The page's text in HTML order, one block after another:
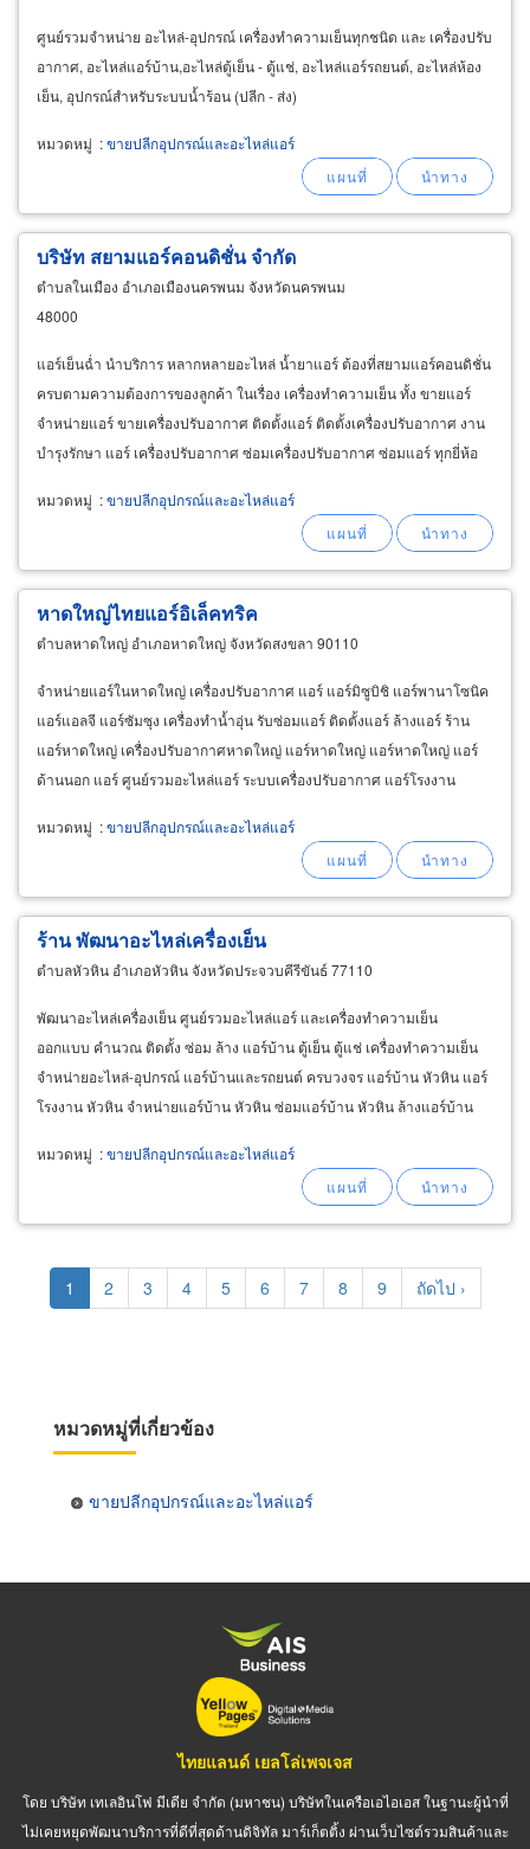
ศูนย์รวมจำหน่าย อะไหล่-อุปกรณ์ เครื่องทำความเย็นทุกชนิด และ เครื่องปรับ
อากาศ, อะไหล่แอร์บ้าน,อะไหล่ตู้เย็น - ตู้แช่, อะไหล่แอร์รถยนต์, อะไหล่ห้อง
เย็น, อุปกรณ์สำหรับระบบน้ำร้อน (ปลีก - ส่ง)
หมวดหมู่ :ขายปลีกอุปกรณ์และอะไหล่แอร์
บริษัท สยามแอร์คอนดิชั่น จำกัด
ตำบลในเมือง อำเภอเมืองนครพนม จังหวัดนครพนม
48000
แอร์เย็นฉ่ำ นำบริการ หลากหลายอะไหล่ น้ำยาแอร์ ต้องที่สยามแอร์คอนดิชั่น
ครบตามความต้องการของลูกค้า ในเรื่อง เครื่องทำความเย็น ทั้ง ขายแอร์
จำหน่ายแอร์ ขายเครื่องปรับอากาศ ติดตั้งแอร์ ติดตั้งเครื่องปรับอากาศ งาน
บำรุงรักษา แอร์ เครื่องปรับอากาศ ซ่อมเครื่องปรับอากาศ ซ่อมแอร์ ทุกยี่ห้อ
หมวดหมู่ :ขายปลีกอุปกรณ์และอะไหล่แอร์
หาดใหญ่ไทยแอร์อิเล็คทริค
ตำบลหาดใหญ่ อำเภอหาดใหญ่ จังหวัดสงขลา 90110
จำหน่ายแอร์ในหาดใหญ่ เครื่องปรับอากาศ แอร์ แอร์มิซูบิชิ แอร์พานาโซนิค
แอร์แอลจี แอร์ซัมซุง เครื่องทำน้ำอุ่น รับซ่อมแอร์ ติดตั้งแอร์ ล้างแอร์ ร้าน
แอร์หาดใหญ่ เครื่องปรับอากาศหาดใหญ่ แอร์หาดใหญ่ แอร์หาดใหญ่ แอร์
ด้านนอก แอร์ ศูนย์รวมอะไหล่แอร์ ระบบเครื่องปรับอากาศ แอร์โรงงาน
หมวดหมู่ :ขายปลีกอุปกรณ์และอะไหล่แอร์
ร้าน พัฒนาอะไหล่เครื่องเย็น
ตำบลหัวหิน อำเภอหัวหิน จังหวัดประจวบคีรีขันธ์ 77110
พัฒนาอะไหล่เครื่องเย็น ศูนย์รวมอะไหล่แอร์ และเครื่องทำความเย็น
ออกแบบ คำนวณ ติดตั้ง ซ่อม ล้าง แอร์บ้าน ตู้เย็น ตู้แช่ เครื่องทำความเย็น
จำหน่ายอะไหล่-อุปกรณ์ แอร์บ้านและรถยนต์ ครบวงจร แอร์บ้าน หัวหิน แอร์
โรงงาน หัวหิน จำหน่ายแอร์บ้าน หัวหิน ซ่อมแอร์บ้าน หัวหิน ล้างแอร์บ้าน
หมวดหมู่ :ขายปลีกอุปกรณ์และอะไหล่แอร์
Pagination
Current
page
1 Page
2 Page
3 Page
4 Page
5 Page
6 Page
7 Page
8 Page
9
Next
page
ถัดไป ›
หมวดหมู่ที่เกี่ยวข้อง
ขายปลีกอุปกรณ์และอะไหล่แอร์
ไทยแลนด์ เยลโล่เพจเจส
โดย บริษัท เทเลอินโฟ มีเดีย จำกัด (มหาชน) บริษัทในเครือเอไอเอส ในฐานะผู้นำที่
ไม่เคยหยุดพัฒนาบริการที่ดีที่สุดด้านดิจิทัล มาร์เก็ตติ้ง ผ่านเว็บไซต์รวมสินค้าและ